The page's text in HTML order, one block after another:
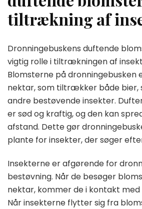
tiltrækning af
Dronningebuskens duftende
vigtig rolle i tiltrækningen af
Blomsterne på dronningebusken
nektar, som tiltrækker både bier,
andre bestøvende insekter.
er sød og kraftig, og den kan
afstand. Dette gør
plante for insekter, der søger
Insekterne er afgørende for
bestøvning. Når de besøger
nektar, kommer de i kontakt
Når insekterne flytter sig fra